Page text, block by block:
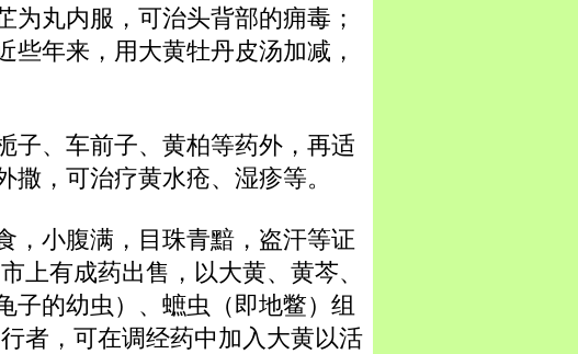
丸内服，可治头背部的痈毒；
年来，用大黄牡丹皮汤加减，
子、车前子、黄柏等药外，再适
，可治疗黄水疮、湿疹等。
，小腹满，目珠青黯，盗汗等证
上有成药出售，以大黄、黄芩、
子的幼虫）、蟅虫（即地鳖）组
者，可在调经药中加入大黄以活